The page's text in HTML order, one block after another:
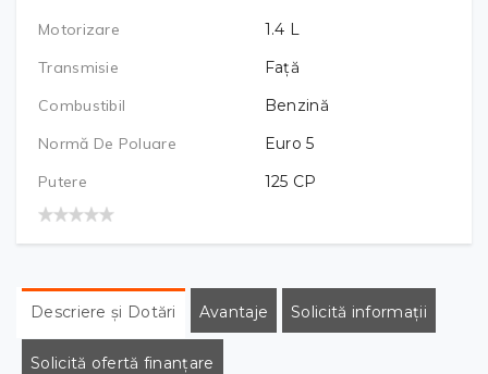
Motorizare
1.4 L
Transmisie
Față
Combustibil
Benzină
Normă De Poluare
Euro 5
Putere
125 CP
Descriere și Dotări Avantaje Solicită informații
Solicită ofertă finanțare